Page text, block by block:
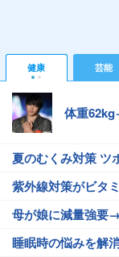
健康 芸能
体重
夏のむくみ対策 ツ
紫外線対策がビタ
母が娘に減量強要
睡眠時の悩みを解